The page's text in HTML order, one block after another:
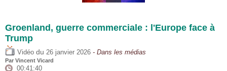
Groenland, guerre commerciale : l'Europe face à
Trump
Vidéo du 26 janvier 2026 - Dans les médias
Par Vincent Vicard
00:41:40